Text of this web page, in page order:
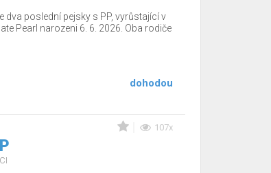
poslední pejsky s PP, vyrůstající v
Pearl narozeni 6. 6. 2026. Oba rodiče
dohodou
107x